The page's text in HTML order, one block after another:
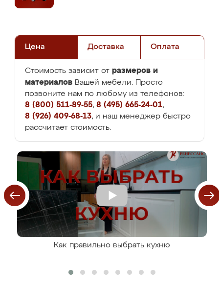
Цена Доставка Оплата
Стоимость зависит от размеров и
материалов Вашей мебели. Просто
позвоните нам по любому из телефонов:
8 (800) 511-89-55, 8 (495) 665-24-01,
8 (926) 409-68-13, и наш менеджер быстро
рассчитает стоимость.
Как правильно выбрать кухню